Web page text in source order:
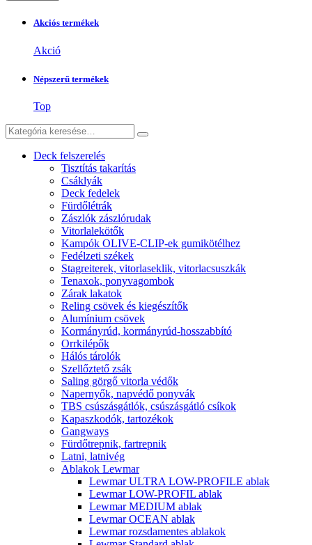
Akciós termékek
Akció
Népszerű termékek
Top
Deck felszerelés
Tisztítás takarítás
Csáklyák
Deck fedelek
Fürdőlétrák
Zászlók zászlórudak
Vitorlalekötők
Kampók OLIVE-CLIP-ek gumikötélhez
Fedélzeti székek
Stagreiterek, vitorlaseklik, vitorlacsuszkák
Tenaxok, ponyvagombok
Zárak lakatok
Reling csövek és kiegészítők
Alumínium csövek
Kormányrúd, kormányrúd-hosszabbító
Orrkilépők
Hálós tárolók
Szellőztető zsák
Saling görgő vitorla védők
Napernyők, napvédő ponyvák
TBS csúszásgátlók, csúszásgátló csíkok
Kapaszkodók, tartozékok
Gangways
Fürdőtrepnik, fartrepnik
Latni, latnivég
Ablakok Lewmar
Lewmar ULTRA LOW-PROFILE ablak
Lewmar LOW-PROFIL ablak
Lewmar MEDIUM ablak
Lewmar OCEAN ablak
Lewmar rozsdamentes ablakok